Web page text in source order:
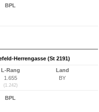
BPL
Herrengasse (St 2191)
L-Rang
1.655
(1.242)
Land
BY
BPL